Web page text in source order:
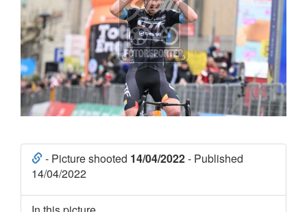
- Picture shooted 14/04/2022- Published
14/04/2022